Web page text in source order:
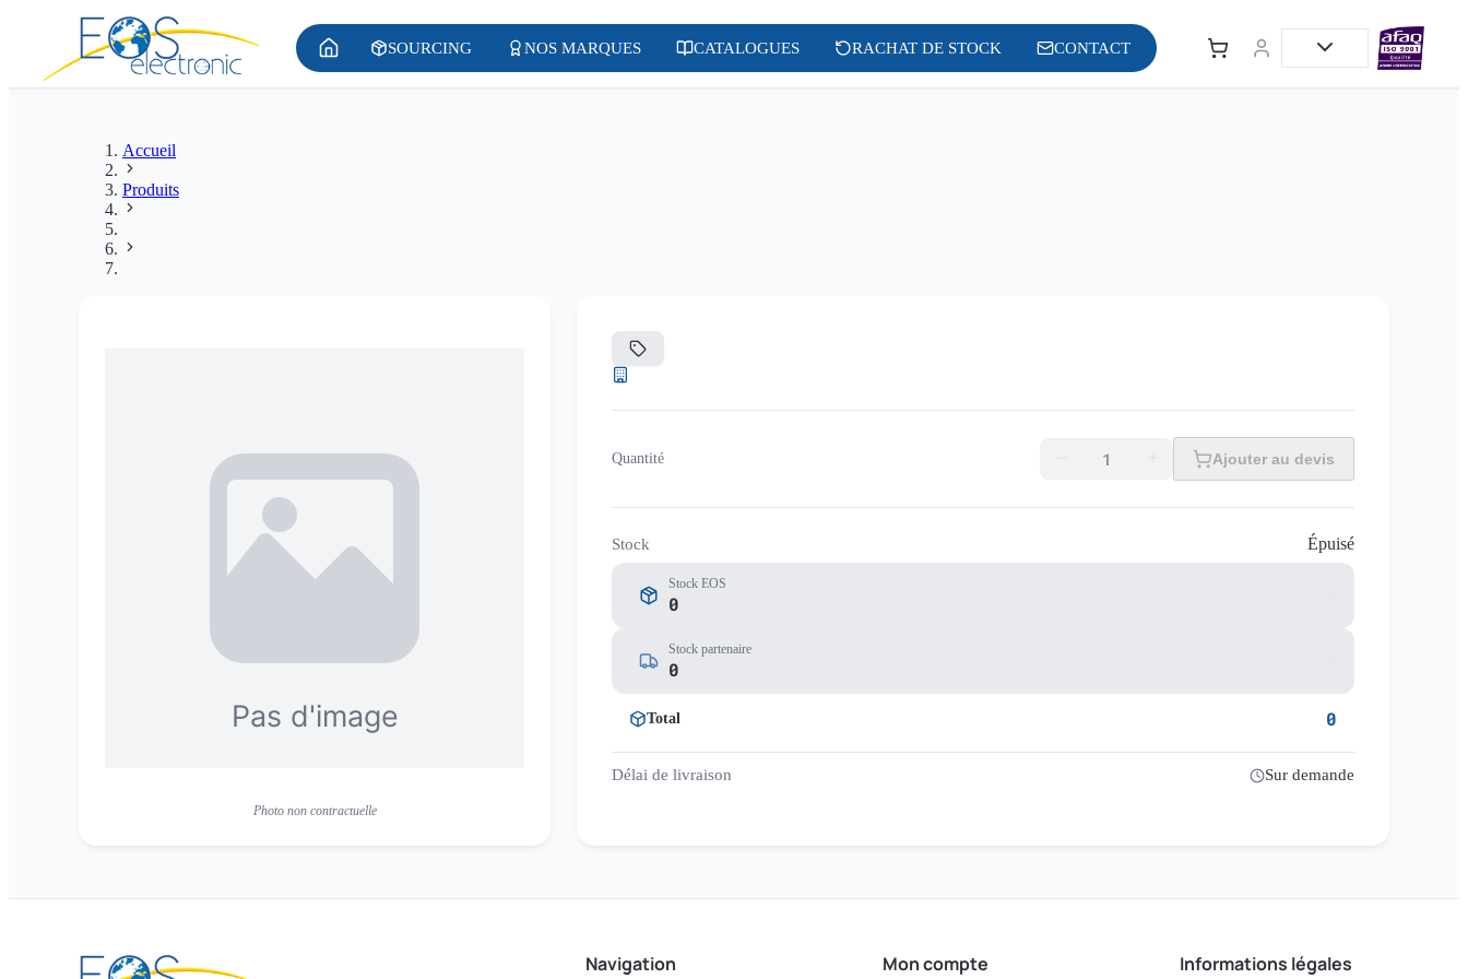
SOURCING NOS MARQUES CATALOGUES RACHAT DE STOCK CONTACT
Accueil
Produits
Photo non contractuelle
Quantité Ajouter au devis
Stock Épuisé
Stock EOS
0
Stock partenaire
0
Total 0
Délai de livraison Sur demande
Navigation Mon compte Informations légales